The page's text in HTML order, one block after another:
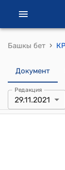
Башкы бет ›
Документ
Редакция
29.11.2021